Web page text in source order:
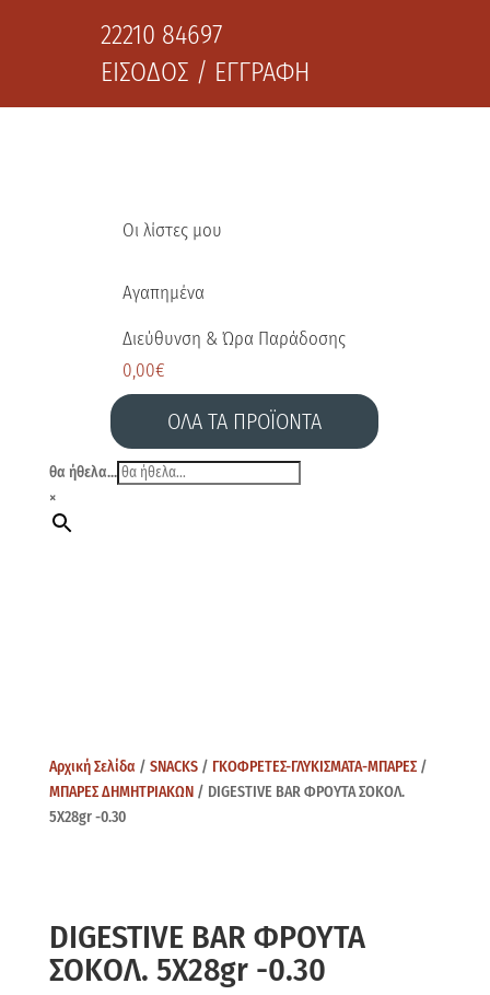
22210 84697
ΕΙΣΟΔΟΣ / ΕΓΓΡΑΦΗ
Οι λίστες μου
Αγαπημένα
Διεύθυνση & Ώρα Παράδοσης
0,00€
ΟΛΑ ΤΑ ΠΡΟΪΟΝΤΑ
θα ήθελα...
×
Αρχική Σελίδα / SNACKS/ ΓΚΟΦΡΕΤΕΣ-ΓΛΥΚΙΣΜΑΤΑ-ΜΠΑΡΕΣ/
ΜΠΑΡΕΣ ΔΗΜΗΤΡΙΑΚΩΝ/ DIGESTIVE BAR ΦΡΟΥΤΑ ΣΟΚΟΛ.
5X28gr -0.30
DIGESTIVE BAR ΦΡΟΥΤΑ
ΣΟΚΟΛ. 5X28gr -0.30